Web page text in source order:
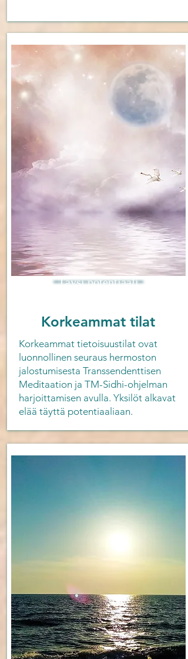
Täysi potentiaali
Korkeammat tilat
Korkeammat tietoisuustilat ovat
luonnollinen seuraus hermoston
jalostumisesta Transsendenttisen
Meditaation ja TM-Sidhi-ohjelman
harjoittamisen avulla. Yksilöt alkavat
elää täyttä potentiaaliaan.